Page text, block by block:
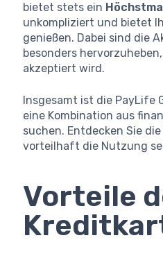
bietet stets ein
unkompliziert und bietet
genießen. Dabei sind die
besonders
akzeptiert wird.
Insgesamt ist die PayLife
eine Kombination aus
suchen. Entdecken Sie
vorteilhaft die Nutzung
Vorteile